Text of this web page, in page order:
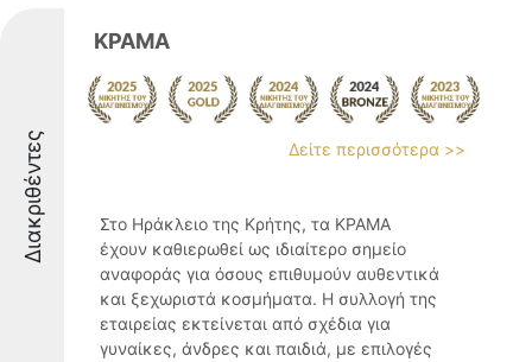
Διακριθέντες
ΚΡΑΜΑ
Δείτε περισσότερα >>
Στο Ηράκλειο της Κρήτης, τα ΚΡΑΜΑ
έχουν καθιερωθεί ως ιδιαίτερο σημείο
αναφοράς για όσους επιθυμούν αυθεντικά
και ξεχωριστά κοσμήματα. Η συλλογή της
εταιρείας εκτείνεται από σχέδια για
γυναίκες, άνδρες και παιδιά, με επιλογές